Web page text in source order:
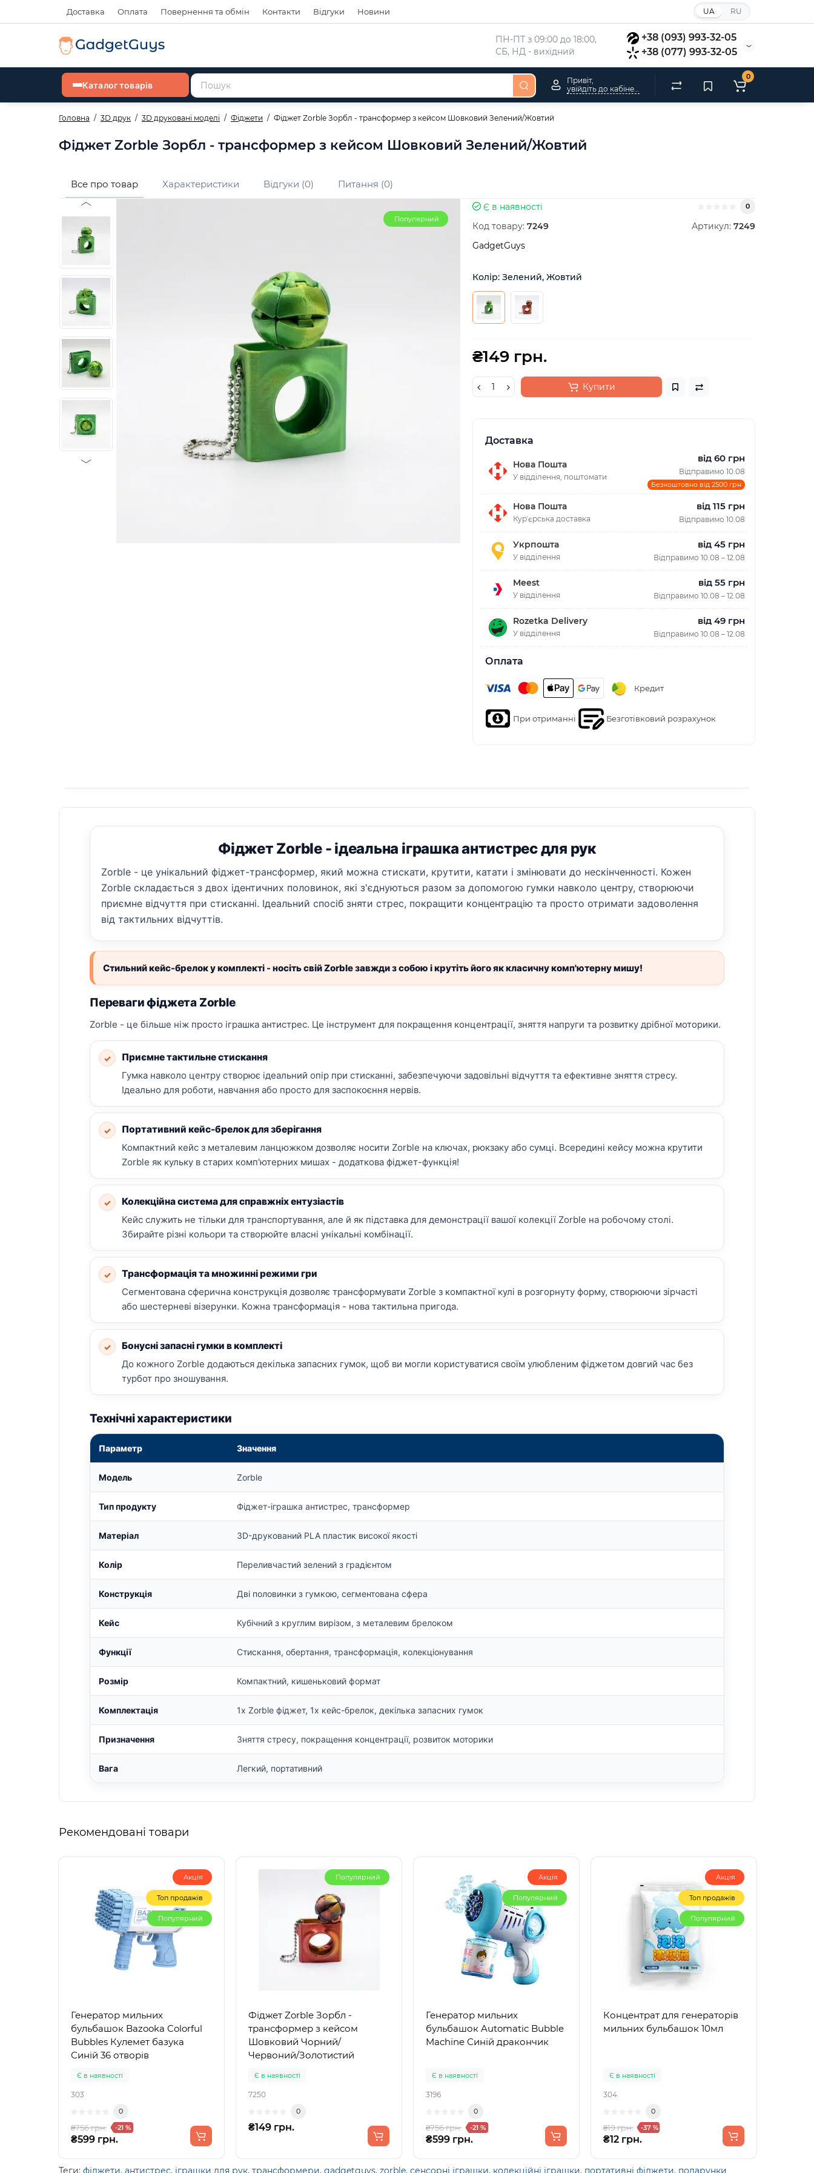
Доставка Оплата Повернення та обмін Контакти Відгуки Новини UA RU
ПН-ПТ з 09:00 до 18:00,
СБ, НД - вихідний
+38 (093) 993-32-05
+38 (077) 993-32-05
Каталог товарів
Привіт,
0
Головна 3D друк 3D друковані моделі Фіджети Фіджет Zorble Зорбл - трансформер з кейсом Шовковий Зелений/Жовтий
Фіджет Zorble Зорбл - трансформер з кейсом Шовковий Зелений/Жовтий
Все про товар Характеристики Відгуки (0) Питання (0)
Популярний
Є в наявності 0
Код товару: 7249 Артикул: 7249
GadgetGuys
Колір: Зелений, Жовтий
₴149 грн.
Купити
Доставка
Нова Пошта
У відділення, поштомати
від 60 грн
Відправимо 10.08
Безкоштовно від 2500 грн
Нова Пошта
Курʼєрська доставка
від 115 грн
Відправимо 10.08
Укрпошта
У відділення
від 45 грн
Відправимо 10.08 – 12.08
Meest
У відділення
від 55 грн
Відправимо 10.08 – 12.08
Rozetka Delivery
У відділення
від 49 грн
Відправимо 10.08 – 12.08
Оплата
Кредит
При отриманні Безготівковий розрахунок
Фіджет Zorble - ідеальна іграшка антистрес для рук
Zorble - це унікальний фіджет-трансформер, який можна стискати, крутити, катати і змінювати до нескінченності. Кожен
Zorble складається з двох ідентичних половинок, які з'єднуються разом за допомогою гумки навколо центру, створюючи
приємне відчуття при стисканні. Ідеальний спосіб зняти стрес, покращити концентрацію та просто отримати задоволення
від тактильних відчуттів.
Стильний кейс-брелок у комплекті - носіть свій Zorble завжди з собою і крутіть його як класичну комп'ютерну мишу!
Переваги фіджета Zorble
Zorble - це більше ніж просто іграшка антистрес. Це інструмент для покращення концентрації, зняття напруги та розвитку дрібної моторики.
✓
Приємне тактильне стискання
Гумка навколо центру створює ідеальний опір при стисканні, забезпечуючи задовільні відчуття та ефективне зняття стресу.
Ідеально для роботи, навчання або просто для заспокоєння нервів.
✓
Портативний кейс-брелок для зберігання
Компактний кейс з металевим ланцюжком дозволяє носити Zorble на ключах, рюкзаку або сумці. Всередині кейсу можна крутити
Zorble як кульку в старих комп'ютерних мишах - додаткова фіджет-функція!
✓
Колекційна система для справжніх ентузіастів
Кейс служить не тільки для транспортування, але й як підставка для демонстрації вашої колекції Zorble на робочому столі.
Збирайте різні кольори та створюйте власні унікальні комбінації.
✓
Трансформація та множинні режими гри
Сегментована сферична конструкція дозволяє трансформувати Zorble з компактної кулі в розгорнуту форму, створюючи зірчасті
або шестерневі візерунки. Кожна трансформація - нова тактильна пригода.
✓
Бонусні запасні гумки в комплекті
До кожного Zorble додаються декілька запасних гумок, щоб ви могли користуватися своїм улюбленим фіджетом довгий час без
турбот про зношування.
Технічні характеристики
Параметр Значення
Модель Zorble
Тип продукту Фіджет-іграшка антистрес, трансформер
Матеріал 3D-друкований PLA пластик високої якості
Колір Переливчастий зелений з градієнтом
Конструкція Дві половинки з гумкою, сегментована сфера
Кейс Кубічний з круглим вирізом, з металевим брелоком
Функції Стискання, обертання, трансформація, колекціонування
Розмір Компактний, кишеньковий формат
Комплектація 1x Zorble фіджет, 1x кейс-брелок, декілька запасних гумок
Призначення Зняття стресу, покращення концентрації, розвиток моторики
Вага Легкий, портативний
Рекомендовані товари
Акція
Топ продажів
Популярний
Генератор мильних
бульбашок Bazooka Colorful
Bubbles Кулемет базука
Синій 36 отворів
Є в наявності
303
0
₴756 грн. -21 %
₴599 грн.
Популярний
Фіджет Zorble Зорбл -
трансформер з кейсом
Шовковий Чорний/
Червоний/Золотистий
Є в наявності
7250
0
₴149 грн.
Акція
Популярний
Генератор мильних
бульбашок Automatic Bubble
Machine Синій дракончик
Є в наявності
3196
0
₴756 грн. -21 %
₴599 грн.
Акція
Топ продажів
Популярний
Концентрат для генераторів
мильних бульбашок 10мл
Є в наявності
304
0
₴19 грн. -37 %
₴12 грн.
Теги: фіджети, антистрес, іграшки для рук, трансформери, gadgetguys, zorble, сенсорні іграшки, колекційні іграшки, портативні фіджети, подарунки